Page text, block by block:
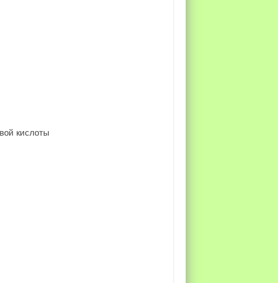
кислоты